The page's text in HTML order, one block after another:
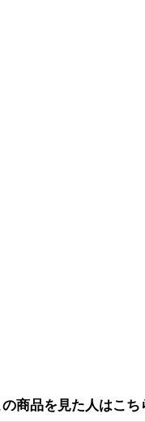
商品を見た人はこち